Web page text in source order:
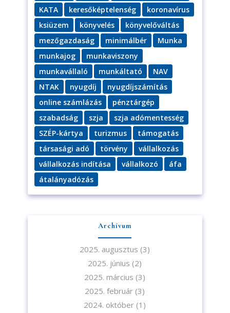
KATA
keresőképtelenség
koronavírus
ksiüzem
könyvelés
könyvelőváltás
mezőgazdaság
minimálbér
Munka
munkajog
munkaviszony
munkavállaló
munkáltató
NAV
NTAK
nyugdíj
nyugdíjszámítás
online számlázás
pénztárgép
szabadság
szja
szja adómentesség
SZÉP-kártya
turizmus
támogatás
társasági adó
törvény
vállalkozás
vállalkozás indítása
vállalkozó
áfa
átalányadózás
Archívum
2025. augusztus (3)
2025. június (2)
2025. március (3)
2025. február (3)
2024. október (1)